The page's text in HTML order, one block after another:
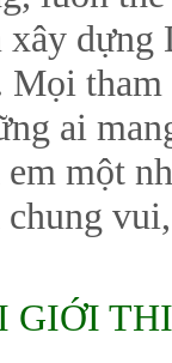
xây dựng
Mọi tham
ai
em một
chung
GIỚI